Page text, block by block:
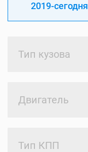
2019-сегодня
Тип кузова
Двигатель
Тип КПП